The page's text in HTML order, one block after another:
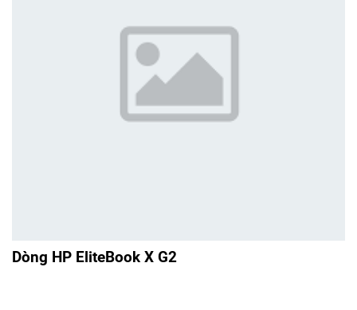
xuất tại Palo Alto" vẫn đang hoạt động rất tích cực.